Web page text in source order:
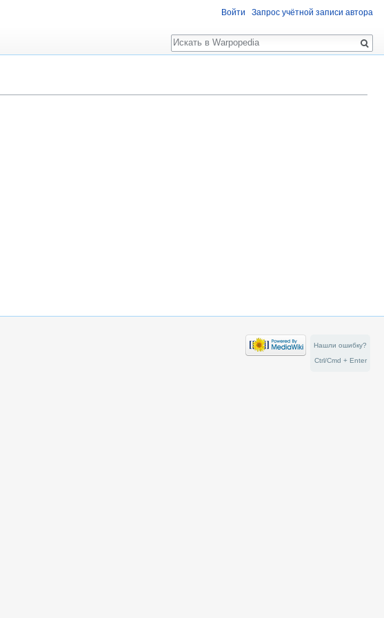
Войти Запрос учётной записи автора
Поиск
Нашли ошибку?
Ctrl/Cmd + Enter